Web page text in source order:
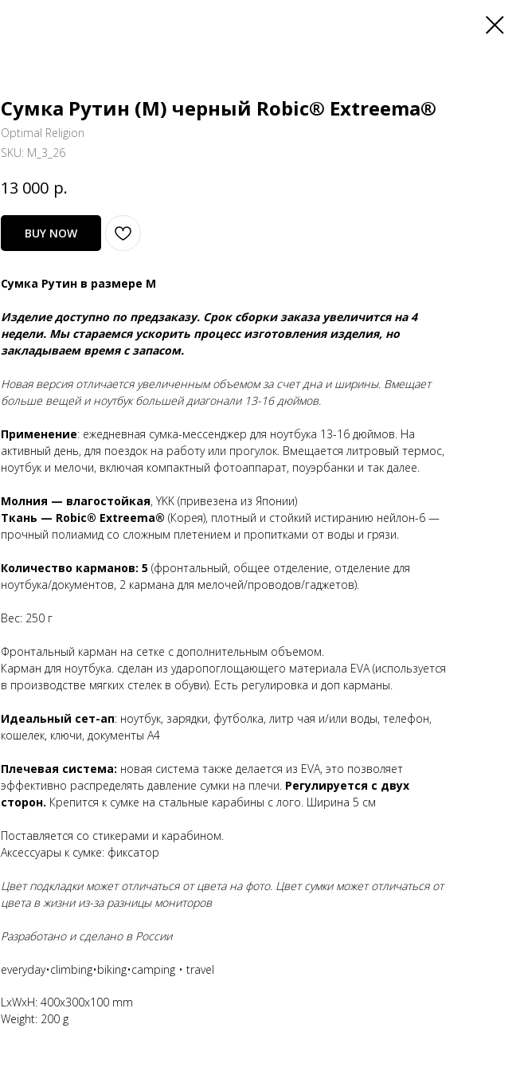
Сумка Рутин (М) черный Robic® Extreema®
Optimal Religion
SKU: M_3_26
13 000 р.
BUY NOW
Сумка Рутин в размере М
Изделие доступно по предзаказу. Срок сборки заказа увеличится на 4
недели. Мы стараемся ускорить процесс изготовления изделия, но
закладываем время с запасом.
Новая версия отличается увеличенным объемом за счет дна и ширины. Вмещает
больше вещей и ноутбук большей диагонали 13-16 дюймов.
Применение: ежедневная сумка-мессенджер для ноутбука 13-16 дюймов. На
активный день, для поездок на работу или прогулок. Вмещается литровый термос,
ноутбук и мелочи, включая компактный фотоаппарат, поуэрбанки и так далее.
Молния — влагостойкая, YKK (привезена из Японии)
Ткань — Robic® Extreema® (Корея), плотный и стойкий истиранию нейлон-6 —
прочный полиамид со сложным плетением и пропитками от воды и грязи.
Количество карманов: 5 (фронтальный, общее отделение, отделение для
ноутбука/документов, 2 кармана для мелочей/проводов/гаджетов).
Вес: 250 г
Фронтальный карман на сетке с дополнительным объемом.
Карман для ноутбука. сделан из ударопоглощающего материала EVA (используется
в производстве мягких стелек в обуви). Есть регулировка и доп карманы.
Идеальный сет-ап: ноутбук, зарядки, футболка, литр чая и/или воды, телефон,
кошелек, ключи, документы А4
Плечевая система: новая система также делается из EVA, это позволяет
эффективно распределять давление сумки на плечи. Регулируется с двух
сторон. Крепится к сумке на стальные карабины с лого. Ширина 5 см
Поставляется со стикерами и карабином.
Аксессуары к сумке: фиксатор
Цвет подкладки может отличаться от цвета на фото. Цвет сумки может отличаться от
цвета в жизни из-за разницы мониторов
Разработано и сделано в России
everyday•climbing•biking•camping • travel
LxWxH: 400x300x100 mm
Weight: 200 g